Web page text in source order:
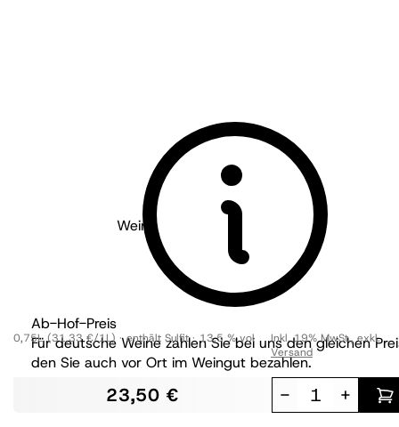
Weingut Knipser - Pfalz
Cuvée X 0,375
trocken
Ab-Hof-Preis
Für deutsche Weine zahlen Sie bei uns den gleichen
den Sie auch vor Ort im Weingut bezahlen.
0,75L (31,33 €/1L) enthält Sulfit 13,5 % vol
23,50 €
Inkl. 19% MwSt.,exkl.
Versand
- +